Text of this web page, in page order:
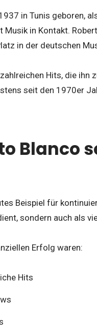
in Tunis geboren,
in Kontakt.
in der deutschen
Hits, die ihn
seit den 1970er
Blanco
Beispiel für
sondern auch als
Erfolg waren:
Hits